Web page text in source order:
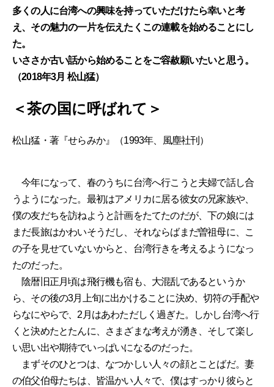
多くの人に台湾への興味を持っていただけたら幸いと考
え、その魅力の一片を伝えたくこの連載を始めることにし
た。
いささか古い話から始めることをご容赦願いたいと思う。
（2018年3月 松山猛）
＜茶の国に呼ばれて＞
松山猛・著『せらみか』（1993年、風塵社刊）
今年になって、春のうちに台湾へ行こうと夫婦で話し合
うようになった。最初はアメリカに居る彼女の兄家族や、
僕の友だちを訪ねようと計画をたてたのだが、下の娘には
まだ長旅はかわいそうだし、それならばまだ曽祖母に、こ
の子を見せていないからと、台湾行きを考えるようになっ
たのだった。
陰暦旧正月頃は飛行機も宿も、大混乱であるというか
ら、その後の3月上旬に出かけることに決め、切符の手配や
らなにやらで、2月はあわただしく過ぎた。しかし台湾へ行
くと決めたとたんに、さまざまな考えが湧き、そして楽し
い思い出や期待でいっぱいになるのだった。
まずそのひとつは、なつかしい人々の顔とことばだ。妻
の伯父伯母たちは、皆温かい人々で、僕はすっかり彼らと